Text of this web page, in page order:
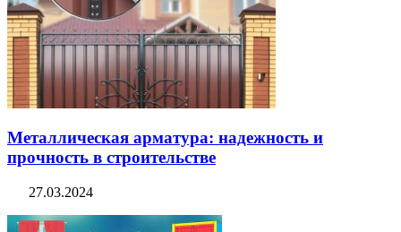
Металлическая арматура: надежность и
прочность в строительстве
27.03.2024